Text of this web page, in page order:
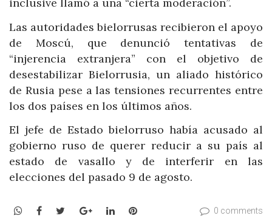
inclusive llamó a una “cierta moderación”.
Las autoridades bielorrusas recibieron el apoyo
de Moscú, que denunció tentativas de
“injerencia extranjera” con el objetivo de
desestabilizar Bielorrusia, un aliado histórico
de Rusia pese a las tensiones recurrentes entre
los dos países en los últimos años.
El jefe de Estado bielorruso había acusado al
gobierno ruso de querer reducir a su país al
estado de vasallo y de interferir en las
elecciones del pasado 9 de agosto.
WhatsApp
Facebook
TwitterGoogle+LinkedInPinterest 0 comments